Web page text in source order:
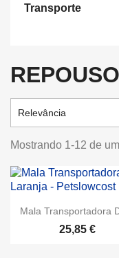
Transporte
Relevância
Mostrando 1-12 de
Mala Transportadora
25,85 €